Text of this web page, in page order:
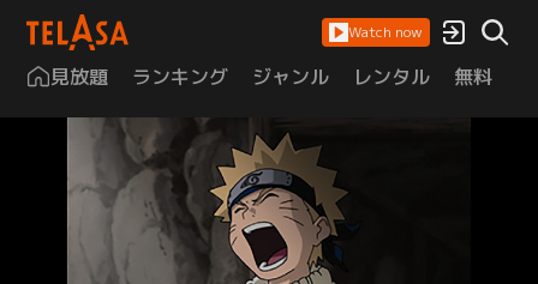
Watch now
見放題 ランキング ジャンル レンタル 無料